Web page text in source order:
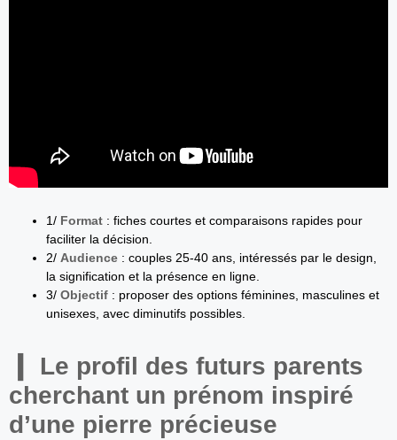
1/ Format : fiches courtes et comparaisons rapides pour
faciliter la décision.
2/ Audience : couples 25-40 ans, intéressés par le design,
la signification et la présence en ligne.
3/ Objectif : proposer des options féminines, masculines et
unisexes, avec diminutifs possibles.
Le profil des futurs parents
cherchant un prénom inspiré
d’une pierre précieuse